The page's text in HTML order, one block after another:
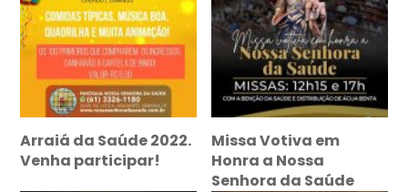
Arraiá da Saúde 2022.
Venha participar!
Missa Votiva em
Honra a Nossa
Senhora da Saúde